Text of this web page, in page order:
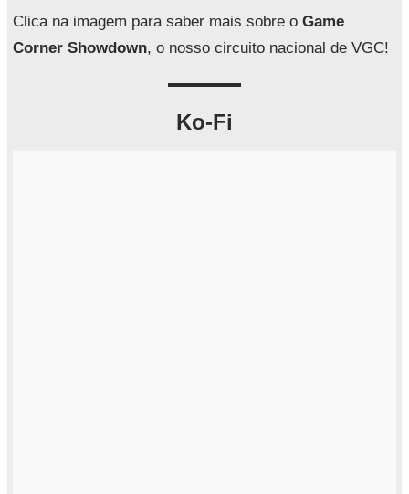
Clica na imagem para saber mais sobre o Game
Corner Showdown, o nosso circuito nacional de VGC!
Ko-Fi